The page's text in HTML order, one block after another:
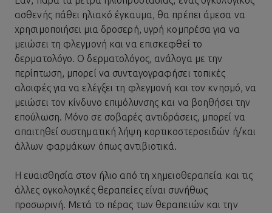
ασθενής πάθει ηλιακό έγκαυμα, θα πρέπει άμεσα να
χρησιμοποιήσει μια δροσερή, υγρή κομπρέσα για να
μειώσει τη φλεγμονή και να επισκεφθεί το
δερματολόγο. Ο δερματολόγος, ανάλογα με την
περίπτωση, μπορεί να συνταγογραφήσει τοπικές
αλοιφές για να ελέγξει τη φλεγμονή και τον κνησμό, να
μειώσει τον κίνδυνο επιμόλυνσης και να βοηθήσει την
επούλωση. Μόνο σε σοβαρές αντιδράσεις, μπορεί να
απαιτηθεί συστηματική λήψη κορτικοστεροειδών ή/και
άλλων φαρμάκων όπως αντιβιοτικά.
Η ευαισθησία στον ήλιο από τη χημειοθεραπεία και τις
άλλες ογκολογικές θεραπείες είναι συνήθως
προσωρινή. Μετά το πέρας των θεραπειών και την